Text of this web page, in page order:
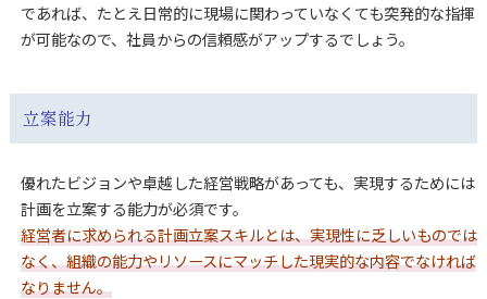
であれば、たとえ日常的に現場に関わっていなくても突発的な指揮
が可能なので、社員からの信頼感がアップするでしょう。
立案能力
優れたビジョンや卓越した経営戦略があっても、実現するためには
計画を立案する能力が必須です。
経営者に求められる計画立案スキルとは、実現性に乏しいものでは
なく、組織の能力やリソースにマッチした現実的な内容でなければ
なりません。